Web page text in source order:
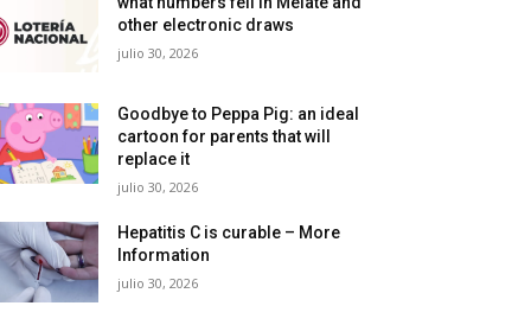
other electronic draws
julio 30, 2026
Goodbye to Peppa Pig: an ideal
cartoon for parents that will
replace it
julio 30, 2026
Hepatitis C is curable – More
Information
julio 30, 2026